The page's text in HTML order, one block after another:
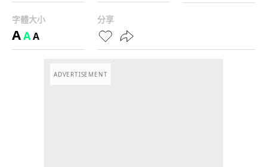
字體大小
AAA
分享
ADVERTISEMENT